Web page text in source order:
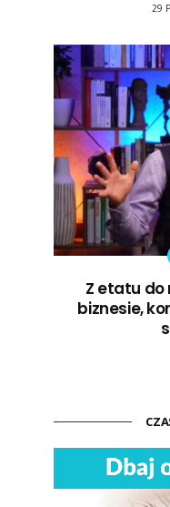
29
Z etatu do
biznesie,